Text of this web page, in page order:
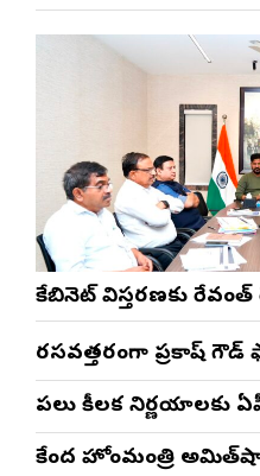
కేబినెట్ విస్తరణకు రేవంత్
రసవత్తరంగా ప్రకాష్
పలు కీలక నిర్ణయాలకు
కేంద్ర హోంమంత్రి